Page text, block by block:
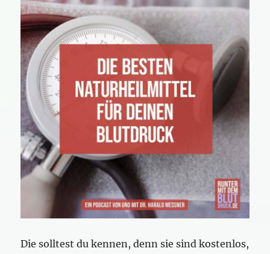
Die solltest du kennen, denn sie sind kostenlos,